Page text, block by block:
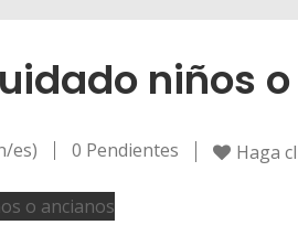
niños
es) 0 Pendientes Haga